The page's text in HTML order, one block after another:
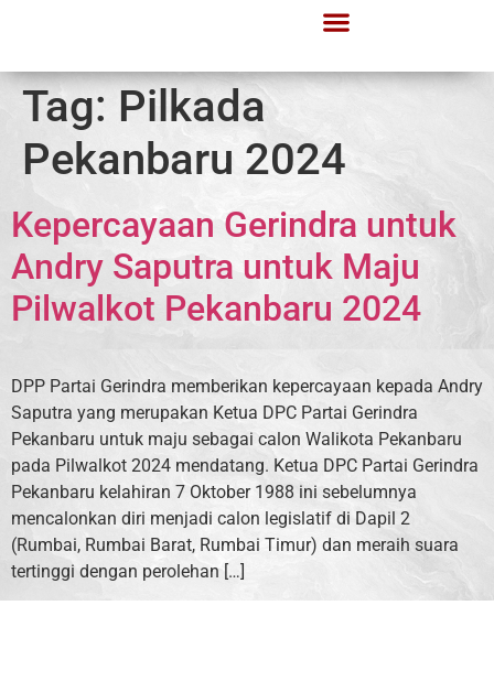
Tag: Pilkada
Pekanbaru 2024
Kepercayaan Gerindra untuk
Andry Saputra untuk Maju
Pilwalkot Pekanbaru 2024
DPP Partai Gerindra memberikan kepercayaan kepada Andry
Saputra yang merupakan Ketua DPC Partai Gerindra
Pekanbaru untuk maju sebagai calon Walikota Pekanbaru
pada Pilwalkot 2024 mendatang. Ketua DPC Partai Gerindra
Pekanbaru kelahiran 7 Oktober 1988 ini sebelumnya
mencalonkan diri menjadi calon legislatif di Dapil 2
(Rumbai, Rumbai Barat, Rumbai Timur) dan meraih suara
tertinggi dengan perolehan […]